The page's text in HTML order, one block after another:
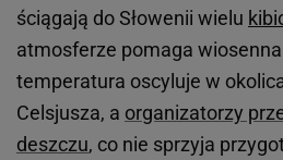
ściągają do Słowenii wielu
atmosferze pomaga
temperatura oscyluje w
Celsjusza, a organizatorzy
deszczu, co nie sprzyja